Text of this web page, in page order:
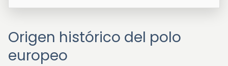
Origen histórico del polo
europeo